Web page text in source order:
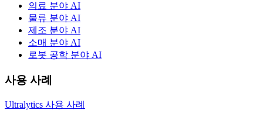
의료 분야 AI
물류 분야 AI
제조 분야 AI
소매 분야 AI
로봇 공학 분야 AI
사용 사례
Ultralytics 사용 사례